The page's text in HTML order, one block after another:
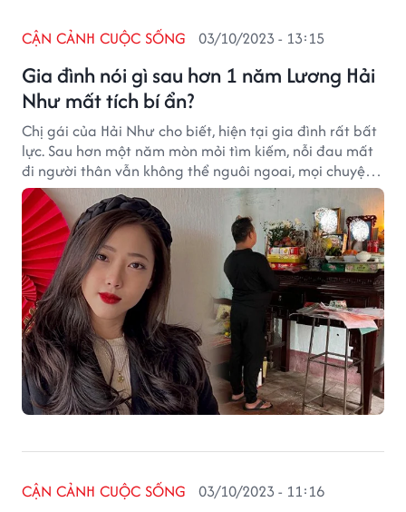
Gia đình nói gì sau hơn 1 năm Lương Hải
Như mất tích bí ẩn?
CẬN CẢNH CUỘC SỐNG 03/10/2023 - 13:15
Chị gái của Hải Như cho biết, hiện tại gia đình rất bất
lực. Sau hơn một năm mòn mỏi tìm kiếm, nỗi đau mất
đi người thân vẫn không thể nguôi ngoai, mọi chuyện
như mới xảy ra ngày hôm qua.
CẬN CẢNH CUỘC SỐNG 03/10/2023 - 11:16